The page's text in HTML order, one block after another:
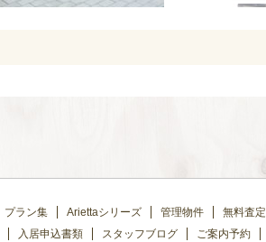
プラン集 Ariettaシリーズ 管理物件 無料査定
入居申込書類 スタッフブログ ご案内予約